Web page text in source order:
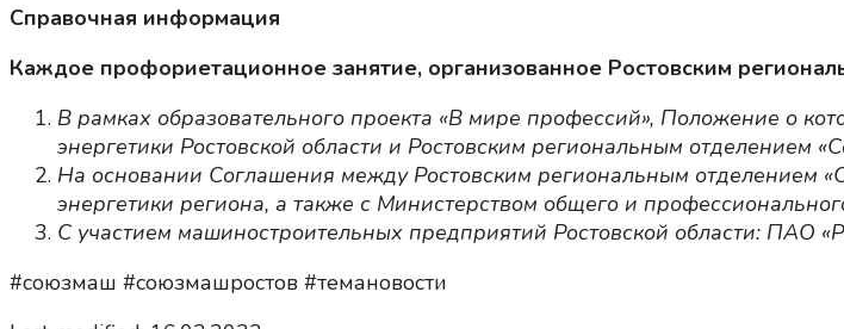
Справочная информация
Каждое профориетационное занятие, организованное Ростовским
В рамках образовательного проекта «В мире профессий», Положение о
энергетики Ростовской области и Ростовским региональным отделением
На основании Соглашения между Ростовским региональным отделением
энергетики региона, а также с Министерством общего и
С участием машиностроительных предприятий Ростовской области: ПАО
#союзмаш #союзмашростов #темановости